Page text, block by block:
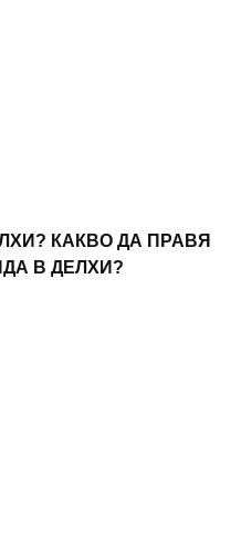
КАКВО ДА ПРАВЯ
В ДЕЛХИ?